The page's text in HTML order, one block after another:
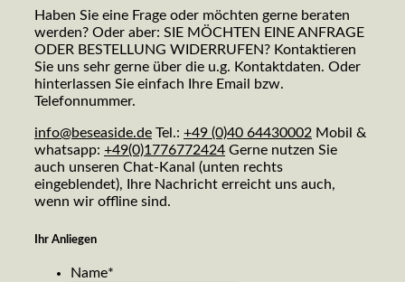
Haben Sie eine Frage oder möchten gerne beraten
werden? Oder aber: SIE MÖCHTEN EINE ANFRAGE
ODER BESTELLUNG WIDERRUFEN? Kontaktieren
Sie uns sehr gerne über die u.g. Kontaktdaten. Oder
hinterlassen Sie einfach Ihre Email bzw.
Telefonnummer.
info@beseaside.de Tel.: +49 (0)40 64430002 Mobil &
whatsapp: +49(0)1776772424 Gerne nutzen Sie
auch unseren Chat-Kanal (unten rechts
eingeblendet), Ihre Nachricht erreicht uns auch,
wenn wir offline sind.
Ihr Anliegen
Name*